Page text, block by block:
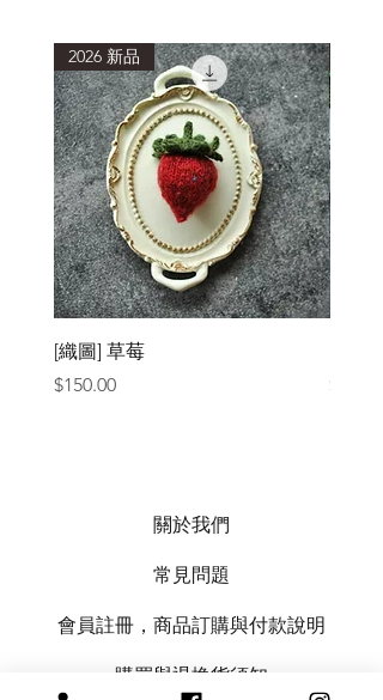
2026 新品
[織圖] 草莓
價格
$150.00
價格
關於我們
常見問題
會員註冊，商品訂購與付款說明
購買與退換貨須知